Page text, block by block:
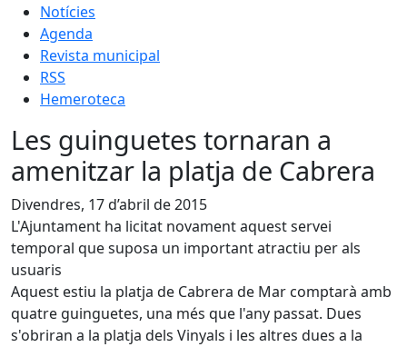
Notícies
Agenda
Revista municipal
RSS
Hemeroteca
Les guinguetes tornaran a
amenitzar la platja de Cabrera
Divendres, 17 d’abril de 2015
L'Ajuntament ha licitat novament aquest servei
temporal que suposa un important atractiu per als
usuaris
Aquest estiu la platja de Cabrera de Mar comptarà amb
quatre guinguetes, una més que l'any passat. Dues
s'obriran a la platja dels Vinyals i les altres dues a la